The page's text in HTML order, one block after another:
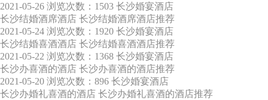
2021-05-26 浏览次数：1503 长沙婚宴酒店
长沙结婚酒席酒店 长沙结婚酒席酒店推荐
2021-05-24 浏览次数：1920 长沙婚宴酒店
长沙结婚喜酒酒店 长沙结婚喜酒酒店推荐
2021-05-22 浏览次数：1368 长沙婚宴酒店
长沙办喜酒的酒店 长沙办喜酒的酒店推荐
2021-05-20 浏览次数：896 长沙婚宴酒店
长沙办婚礼喜酒的酒店 长沙办婚礼喜酒的酒店推荐